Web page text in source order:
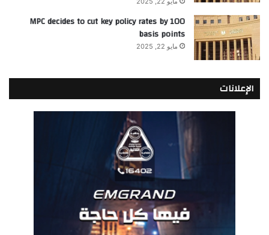
MPC decides to cut key policy rates by 100
basis points
مايو 22, 2025
الإعلانات